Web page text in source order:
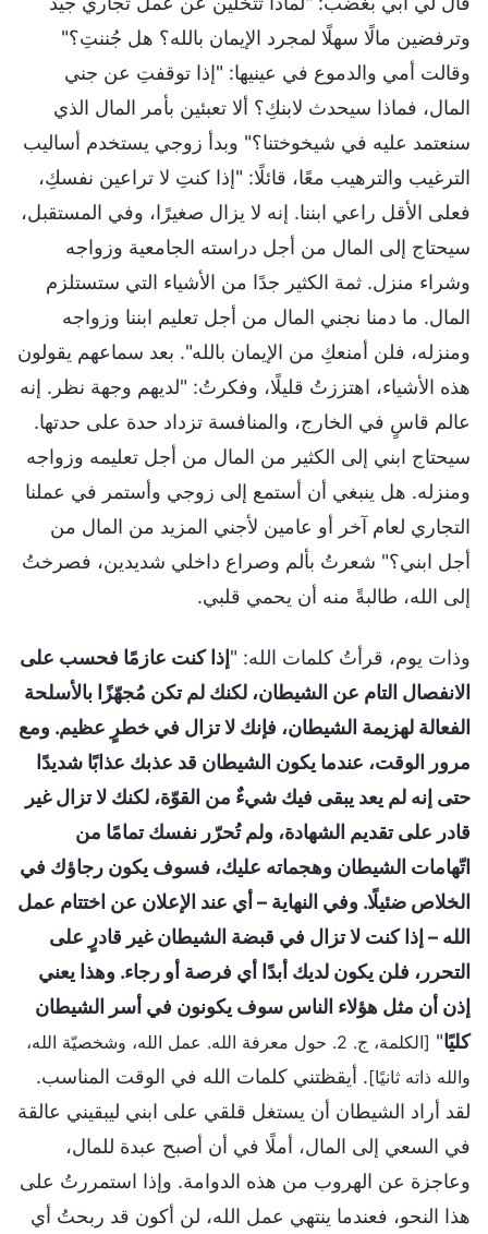
وترفضين مالًا سهلًا لمجرد الإيمان بالله؟ هل جُننتِ؟"
وقالت أمي والدموع في عينيها: "إذا توقفتِ عن جني
المال، فماذا سيحدث لابنكِ؟ ألا تعبئين بأمر المال الذي
سنعتمد عليه في شيخوختنا؟" وبدأ زوجي يستخدم أساليب
الترغيب والترهيب معًا، قائلًا: "إذا كنتِ لا تراعين نفسكِ،
فعلى الأقل راعي ابننا. إنه لا يزال صغيرًا، وفي المستقبل،
سيحتاج إلى المال من أجل دراسته الجامعية وزواجه
وشراء منزل. ثمة الكثير جدًا من الأشياء التي ستستلزم
المال. ما دمنا نجني المال من أجل تعليم ابننا وزواجه
ومنزله، فلن أمنعكِ من الإيمان بالله". بعد سماعهم يقولون
هذه الأشياء، اهتززتُ قليلًا، وفكرتُ: "لديهم وجهة نظر. إنه
عالم قاسٍ في الخارج، والمنافسة تزداد حدة على حدتها.
سيحتاج ابني إلى الكثير من المال من أجل تعليمه وزواجه
ومنزله. هل ينبغي أن أستمع إلى زوجي وأستمر في عملنا
التجاري لعام آخر أو عامين لأجني المزيد من المال من
أجل ابني؟" شعرتُ بألم وصراع داخلي شديدين، فصرختُ
إلى الله، طالبةً منه أن يحمي قلبي.
وذات يوم، قرأتُ كلمات الله: "إذا كنت عازمًا فحسب على
الانفصال التام عن الشيطان، لكنك لم تكن مُجهّزًا بالأسلحة
الفعالة لهزيمة الشيطان، فإنك لا تزال في خطرٍ عظيم. ومع
مرور الوقت، عندما يكون الشيطان قد عذبك عذابًا شديدًا
حتى إنه لم يعد يبقى فيك شيءٌ من القوّة، لكنك لا تزال غير
قادر على تقديم الشهادة، ولم تُحرّر نفسك تمامًا من
اتّهامات الشيطان وهجماته عليك، فسوف يكون رجاؤك في
الخلاص ضئيلًا. وفي النهاية – أي عند الإعلان عن اختتام عمل
الله – إذا كنت لا تزال في قبضة الشيطان غير قادرٍ على
التحرر، فلن يكون لديك أبدًا أي فرصة أو رجاء. وهذا يعني
إذن أن مثل هؤلاء الناس سوف يكونون في أسر الشيطان
كليًا"
[الكلمة، ج. 2. حول معرفة الله. عمل الله، وشخصيّة الله،
والله ذاته ثانيًا]. أيقظتني كلمات الله في الوقت المناسب.
لقد أراد الشيطان أن يستغل قلقي على ابني ليبقيني عالقة
في السعي إلى المال، أملًا في أن أصبح عبدة للمال،
وعاجزة عن الهروب من هذه الدوامة. وإذا استمررتُ على
هذا النحو، فعندما ينتهي عمل الله، لن أكون قد ربحتُ أي